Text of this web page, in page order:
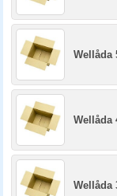
Wellåda
Wellåda
Wellåda